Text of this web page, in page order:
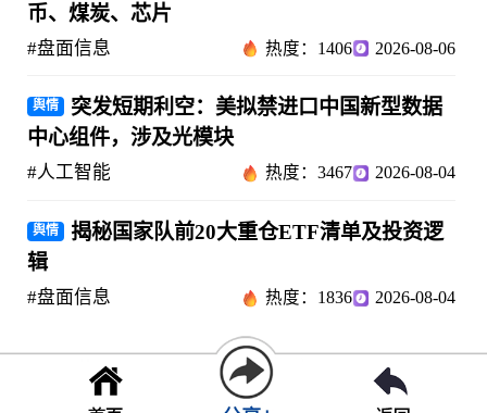
币、煤炭、芯片
#盘面信息 热度：1406 2026-08-06
舆情
突发短期利空：美拟禁进口中国新型数据
中心组件，涉及光模块
#人工智能 热度：3467 2026-08-04
舆情
揭秘国家队前20大重仓ETF清单及投资逻
辑
#盘面信息 热度：1836 2026-08-04